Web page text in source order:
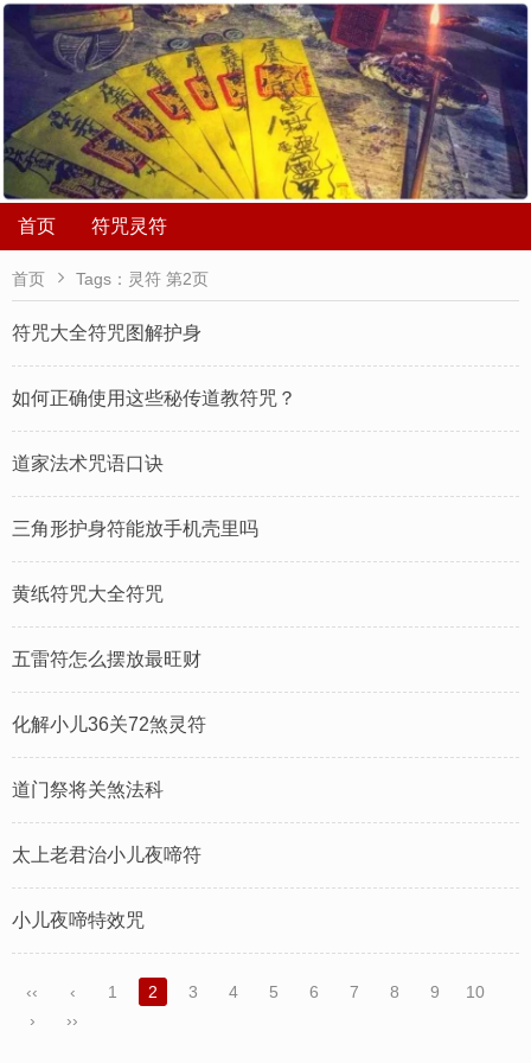
首页 符咒灵符
首页  Tags：灵符 第2页
符咒大全符咒图解护身
如何正确使用这些秘传道教符咒？
道家法术咒语口诀
三角形护身符能放手机壳里吗
黄纸符咒大全符咒
五雷符怎么摆放最旺财
化解小儿36关72煞灵符
道门祭将关煞法科
太上老君治小儿夜啼符
小儿夜啼特效咒
‹‹ ‹ 1 2 3 4 5 6 7 8 9
10
›
››